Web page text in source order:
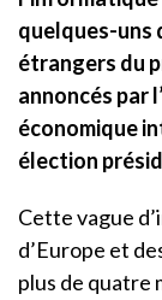
quelques-uns
étrangers du
annoncés par
économique
élection
Cette vague
d’Europe et
plus de quatre